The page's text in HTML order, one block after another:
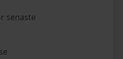
senaste